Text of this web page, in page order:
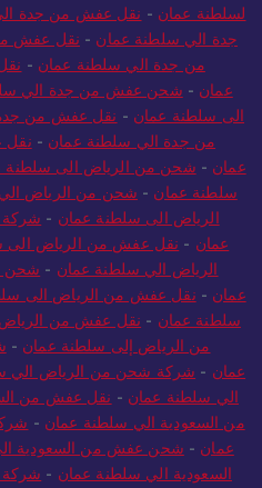
لسلطنة عمان - نقل عفش من جدة
جدة الي سلطنة عمان - نقل عفش
من جدة الي سلطنة عمان -
عمان - شحن عفش من جدة الي
الى سلطنة عمان - نقل عفش من
من جدة الي سلطنة عمان - نقل
عمان - شحن من الرياض الى سلطنة
سلطنة عمان - شحن من الرياض
الرياض الى سلطنة عمان -
عمان - نقل عفش من الرياض الى
الرياض الي سلطنة عمان - شحن
عمان - نقل عفش من الرياض الى
سلطنة عمان - نقل عفش من
من الرياض إلى سلطنة عمان -
عمان - شركة شحن من الرياض الي
الي سلطنة عمان - نقل عفش من
من السعودية الي سلطنة عمان -
عمان - شحن عفش من السعودية
السعودية الي سلطنة عمان - شركة